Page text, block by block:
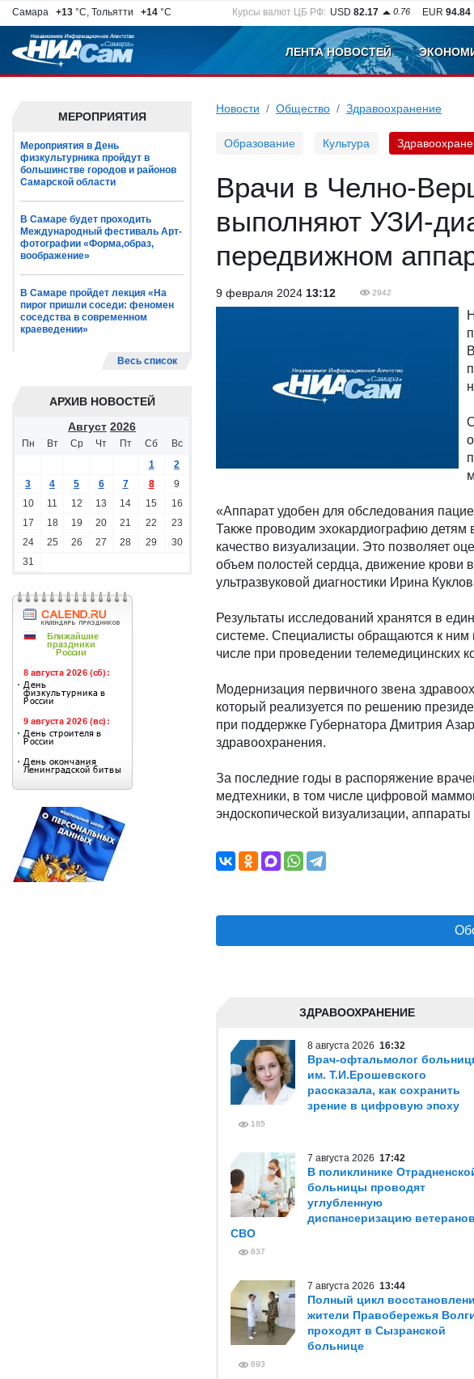
Самара +13 °C, Тольятти +14 °C Курсы валют ЦБ РФ: USD 82.17 0.76 EUR 94.84
ЛЕНТА НОВОСТЕЙ
МЕРОПРИЯТИЯ
Мероприятия в День
физкультурника пройдут в
большинстве городов и районов
Самарской области
В Самаре будет проходить
Международный фестиваль Арт-
фотографии «Форма,образ,
воображение»
В Самаре пройдет лекция «На
пирог пришли соседи: феномен
соседства в современном
краеведении»
Весь список
АРХИВ НОВОСТЕЙ
Август 2026
Пн Вт Ср Чт Пт Сб
Вс
1
2
3
4 5 6 7 8
9
10
11 12 13 14 15
16
17
18 19 20 21 22
23
24
25 26 27 28 29
30
31
Новости Общество Здравоохранение
Образование Культура
Врачи в Челно-
выполняют УЗИ-
передвижном
9 февраля 2024 13:12 2942
«Аппарат удобен для обследования
Также проводим эхокардиографию детям
качество визуализации. Это позволяет
объем полостей сердца, движение крови
ультразвуковой диагностики Ирина
Результаты исследований хранятся в
системе. Специалисты обращаются к ним
числе при проведении телемедицинских
Модернизация первичного звена
который реализуется по решению
при поддержке Губернатора Дмитрия
здравоохранения.
За последние годы в распоряжение
медтехники, в том числе цифровой
эндоскопической визуализации,
ЗДРАВООХРАНЕНИЕ
8 августа 2026 16:32
Врач-офтальмолог
им. Т.И.Ерошевского
рассказала, как сохранить
зрение в цифровую эпоху
185
7 августа 2026 17:42
В поликлинике
больницы проводят
углубленную
диспансеризацию ветеранов
СВО
837
7 августа 2026 13:44
Полный цикл
жители Правобережья
проходят в Сызранской
больнице
693